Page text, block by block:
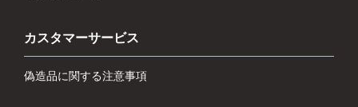
カスタマーサービス
偽造品に関する注意事項